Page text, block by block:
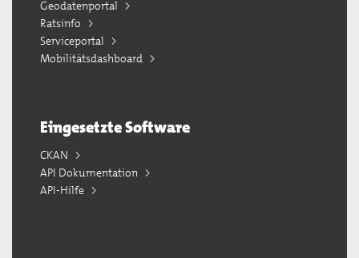
Geodatenportal
Ratsinfo
Serviceportal
Mobilitätsdashboard
Eingesetzte Software
CKAN
API Dokumentation
API-Hilfe